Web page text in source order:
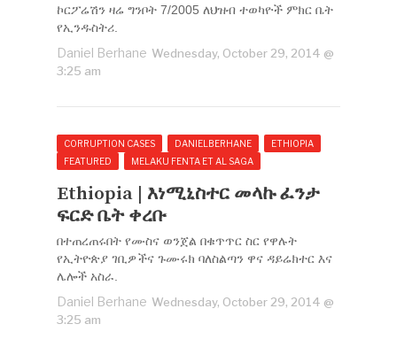
ኮርፖሬሽን ዛሬ ግንቦት 7/2005 ለህዝብ ተወካዮች ምክር ቤት
የኢንዱስትሪ.
Daniel Berhane Wednesday, October 29, 2014 @
3:25 am
CORRUPTION CASES DANIELBERHANE
ETHIOPIA
FEATURED
MELAKU FENTA ET AL SAGA
Ethiopia | እነሚኒስተር መላኩ ፈንታ
ፍርድ ቤት ቀረቡ
በተጠረጠሩበት የሙስና ወንጀል በቁጥጥር ስር የዋሉት
የኢትዮጵያ ገቢዎችና ጉሙሩክ ባለስልጣን ዋና ዳይሬክተር እና
ሌሎች አስራ.
Daniel Berhane Wednesday, October 29, 2014 @
3:25 am